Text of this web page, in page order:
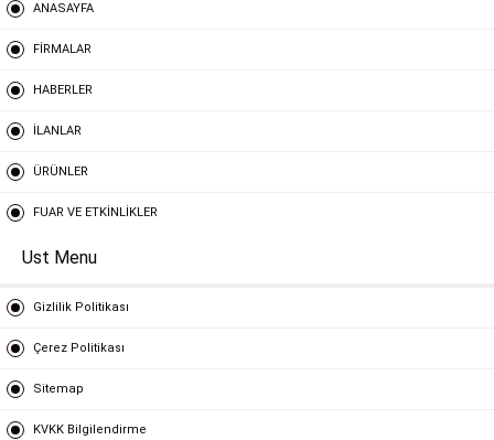
ANASAYFA
FİRMALAR
HABERLER
İLANLAR
ÜRÜNLER
FUAR VE ETKİNLİKLER
Ust Menu
Gizlilik Politikası
Çerez Politikası
Sitemap
KVKK Bilgilendirme